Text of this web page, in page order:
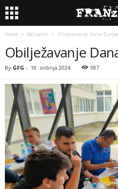
Home Aktualno Obilježavanje Dana
Obilježavanje
By GFG - 18. svibnja 2024. 987